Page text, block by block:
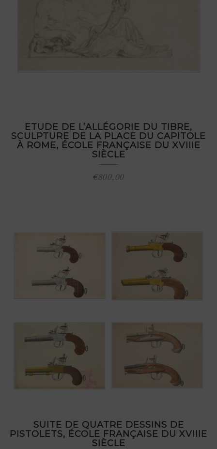
ETUDE DE L’ALLÉGORIE DU TIBRE,
SCULPTURE DE LA PLACE DU CAPITOLE
À ROME, ÉCOLE FRANÇAISE DU XVIIIE
SIÈCLE
€800,00
SUITE DE QUATRE DESSINS DE
PISTOLETS, ÉCOLE FRANÇAISE DU XVIIIE
SIÈCLE